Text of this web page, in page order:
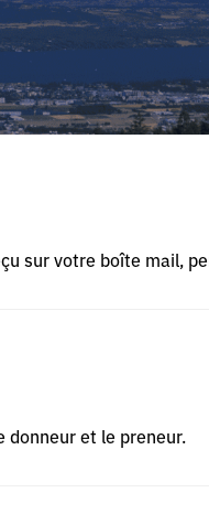
sur votre boîte mail,
donneur et le preneur.